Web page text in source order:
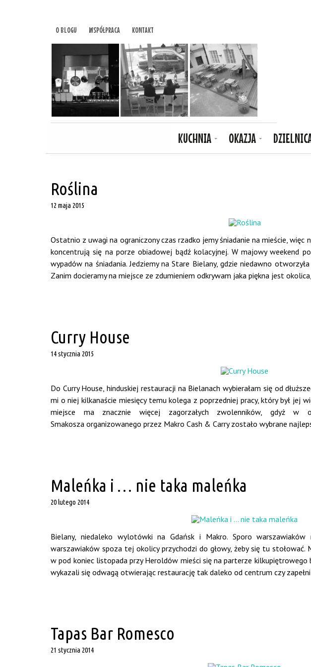
O BLOGU WSPÓŁPRACA KONTAKT
KUCHNIA OKAZJA
Roślina
12 maja 2015
Ostatnio z uwagi na ograniczony czas rzadko jemy śniadanie na mieście, więc
koncentrują się na porze obiadowej bądź kolacyjnej. W majowy weekend
wypadów na śniadania. Jedziemy na Stare Bielany, gdzie niedawno
Zanim docieramy na miejsce ze zdumieniem odkrywam jaka piękna jest
Curry House
14 stycznia 2015
Do Curry House, hinduskiej restauracji na Bielanach wybierałam się od
mi o niej kilkanaście miesięcy temu kolega z poprzedniej pracy, który był jej
miejsce ma znacznie więcej zagorzałych zwolenników, gdyż w
Smakosza organizowanego przez Makro Cash & Carry zostało wybrane
Maleńka i … nie taka maleńka
20 lutego 2014
Bielany, niedaleko wylotówki na Gdańsk i Makro. Sporo
warszawiaków spoza tej okolicy przychodzi do głowy, żeby się tu
w pod koniec listopada przy Heroldów mieści się na parterze kilkupiętrowego
wykazali się odwagą otwierając restaurację tak daleko od centrum czy
Tapas Bar Romesco
21 stycznia 2014